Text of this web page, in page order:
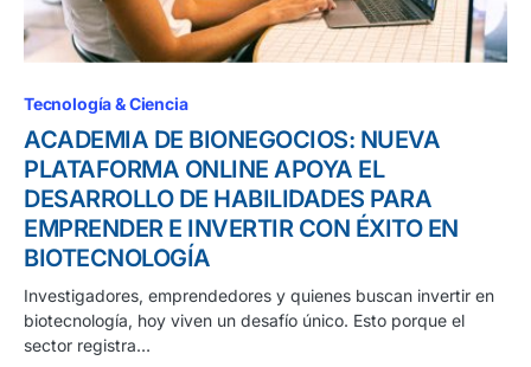
Tecnología & Ciencia
ACADEMIA DE BIONEGOCIOS: NUEVA
PLATAFORMA ONLINE APOYA EL
DESARROLLO DE HABILIDADES PARA
EMPRENDER E INVERTIR CON ÉXITO EN
BIOTECNOLOGÍA
Investigadores, emprendedores y quienes buscan invertir en
biotecnología, hoy viven un desafío único. Esto porque el
sector registra…